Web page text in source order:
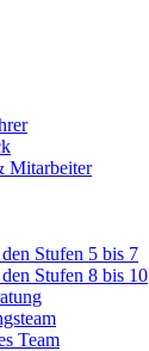
Mitarbeiter
Stufen 5 bis 7
Stufen 8 bis 10
Team